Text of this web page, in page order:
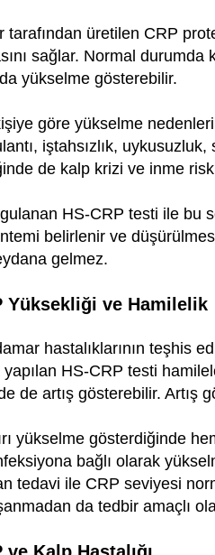
tarafından üretilen CRP
sağlar. Normal durumda
yükselme gösterebilir.
göre yükselme
iştahsızlık,
de kalp krizi ve inme
HS-CRP testi ile bu
belirlenir ve
gelmez.
Yüksekliği ve Hamilelik
hastalıklarının teşhis
yapılan HS-CRP testi
de artış gösterebilir. Artış
yükselme gösterdiğinde
bağlı olarak
tedavi ile CRP seviyesi
da tedbir amaçlı
ve Kalp Hastalığı